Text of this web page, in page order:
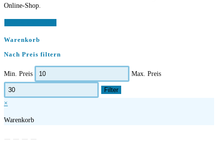
Online-Shop.
Warenkorb
Nach Preis filtern
Min. Preis Max. Preis
Filter
×
Warenkorb